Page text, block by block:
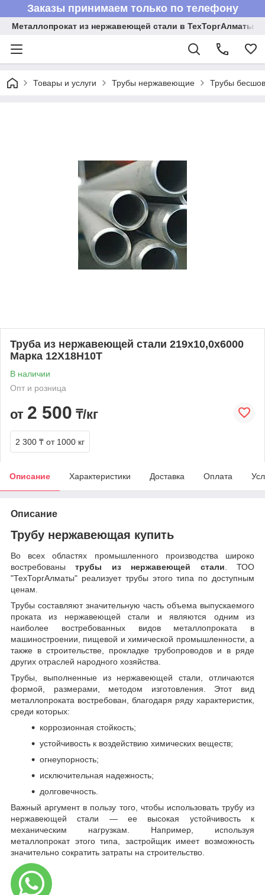
Заказы принимаем только по телефону
Металлопрокат из нержавеющей стали в ТехТоргАлматы
Товары и услуги Трубы нержавеющие Трубы
Труба из нержавеющей стали 219х10,0х6000
Марка 12Х18Н10Т
В наличии
Опт и розница
от 2 500 ₸/кг
2 300 ₸ от 1000 кг
Описание Характеристики Доставка Оплата
Описание
Трубу нержавеющая купить
Во всех областях промышленного производства широко
востребованытрубы из нержавеющей стали. ТОО
"ТехТоргАлматы" реализует трубы этого типа по доступным
ценам.
Трубы составляют значительную часть объема выпускаемого
проката из нержавеющей стали и являются одним из
наиболее востребованных видов металлопроката в
машиностроении, пищевой и химической промышленности, а
также в строительстве, прокладке трубопроводов и в ряде
других отраслей народного хозяйства.
Трубы, выполненные из нержавеющей стали, отличаются
формой, размерами, методом изготовления. Этот вид
металлопроката востребован, благодаря ряду характеристик,
среди которых:
коррозионная стойкость;
устойчивость к воздействию химических веществ;
огнеупорность;
исключительная надежность;
долговечность.
Важный аргумент в пользу того, чтобы использовать трубу из
нержавеющей стали — ее высокая устойчивость к
механическим нагрузкам. Например, используя
металлопрокат этого типа, застройщик имеет возможность
значительно сократить затраты на строительство.